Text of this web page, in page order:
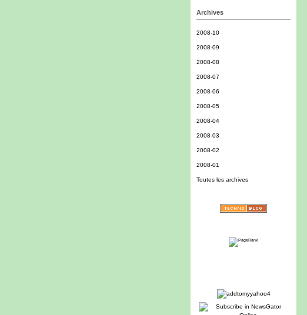
Archives
2008-10
2008-09
2008-08
2008-07
2008-06
2008-05
2008-04
2008-03
2008-02
2008-01
Toutes les archives